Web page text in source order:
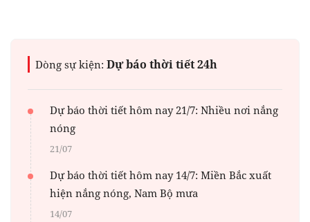
Dòng sự kiện: Dự báo thời tiết 24h
Dự báo thời tiết hôm nay 21/7: Nhiều nơi nắng
nóng
21/07
Dự báo thời tiết hôm nay 14/7: Miền Bắc xuất
hiện nắng nóng, Nam Bộ mưa
14/07